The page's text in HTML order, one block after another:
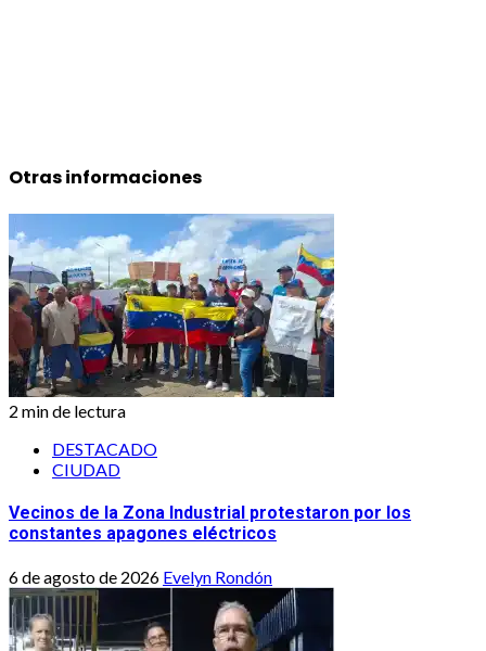
Otras informaciones
2 min de lectura
DESTACADO
CIUDAD
Vecinos de la Zona Industrial protestaron por los
constantes apagones eléctricos
6 de agosto de 2026 Evelyn Rondón